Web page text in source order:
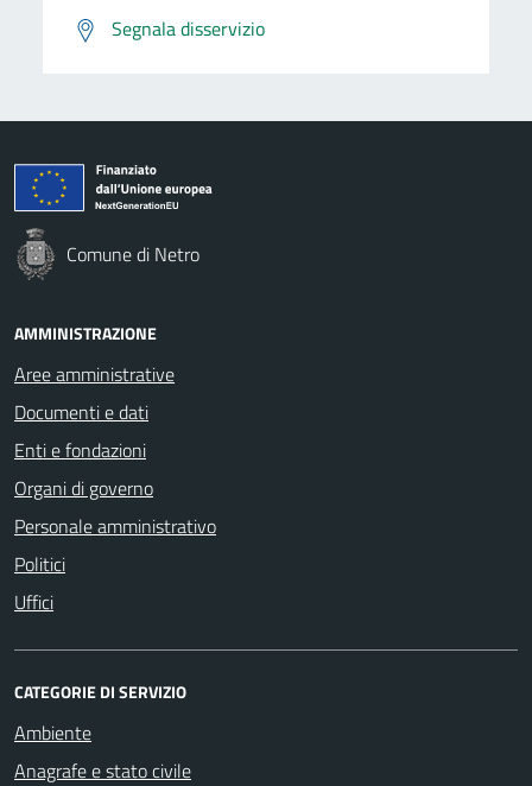
Segnala disservizio
Comune di Netro
AMMINISTRAZIONE
Aree amministrative
Documenti e dati
Enti e fondazioni
Organi di governo
Personale amministrativo
Politici
Uffici
CATEGORIE DI SERVIZIO
Ambiente
Anagrafe e stato civile